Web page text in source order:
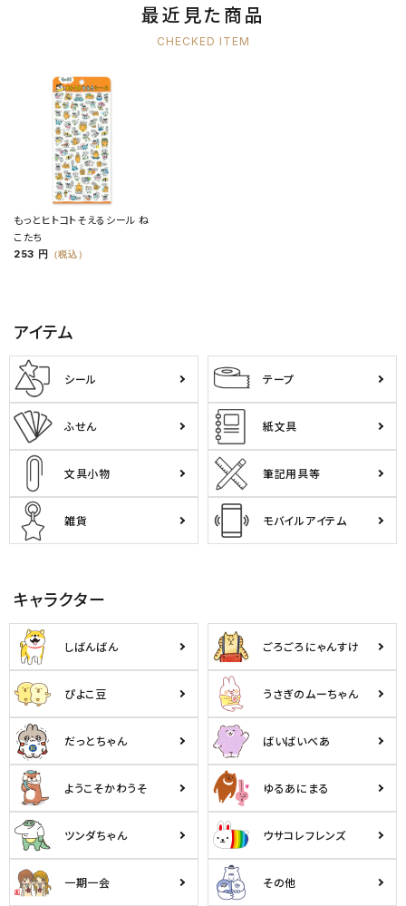
最近見た商品
CHECKED ITEM
もっとヒトコトそえるシール ね
こたち
253 円 （税込）
アイテム
シール テープ
ふせん 紙文具
文具小物 筆記用具等
雑貨 モバイルアイテム
キャラクター
しばんばん ごろごろにゃんすけ
ぴよこ豆 うさぎのムーちゃん
だっとちゃん ばいばいべあ
ようこそかわうそ ゆるあにまる
ツンダちゃん ウサコレフレンズ
一期一会 その他